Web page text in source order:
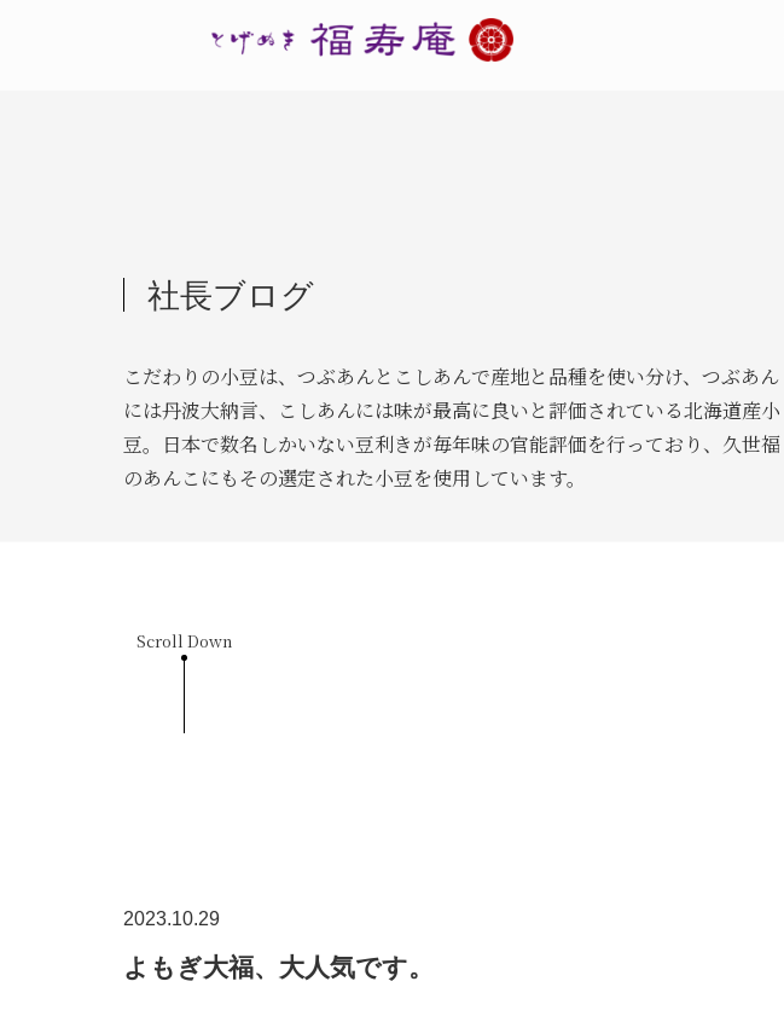
社長ブログ
こだわりの小豆は、つぶあんとこしあんで産地と品種を使い分け、つぶあん
には丹波大納言、こしあんには味が最高に良いと評価されている北海道産小
豆。日本で数名しかいない豆利きが毎年味の官能評価を行っており、久世福
のあんこにもその選定された小豆を使用しています。
Scroll Down
2023.10.29
よもぎ大福、大人気です。